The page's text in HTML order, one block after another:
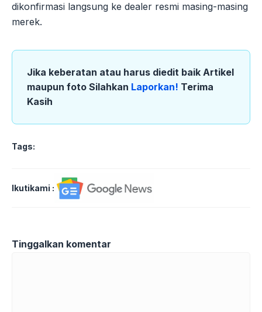
dikonfirmasi langsung ke dealer resmi masing-masing
merek.
Jika keberatan atau harus diedit baik Artikel
maupun foto Silahkan Laporkan! Terima
Kasih
Tags:
Ikutikami :
Tinggalkan komentar